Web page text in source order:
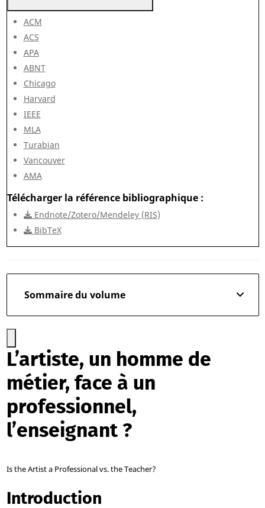
ACM
ACS
APA
ABNT
Chicago
Harvard
IEEE
MLA
Turabian
Vancouver
AMA
Télécharger la référence bibliographique
Endnote/Zotero/Mendeley (RIS)
BibTeX
Sommaire du volume
L’artiste, un homme de
métier, face à un
professionnel,
l’enseignant ?
Is the Artist a Professional vs. the Teacher?
Introduction